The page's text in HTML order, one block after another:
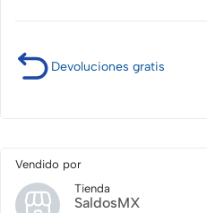
Devoluciones gratis
Vendido por
Tienda
SaldosMX